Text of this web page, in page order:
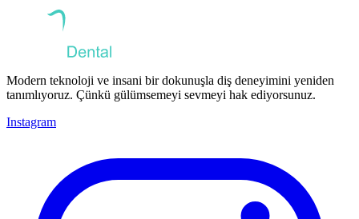
Modern teknoloji ve insani bir dokunuşla diş deneyimini yeniden
tanımlıyoruz. Çünkü gülümsemeyi sevmeyi hak ediyorsunuz.
Instagram